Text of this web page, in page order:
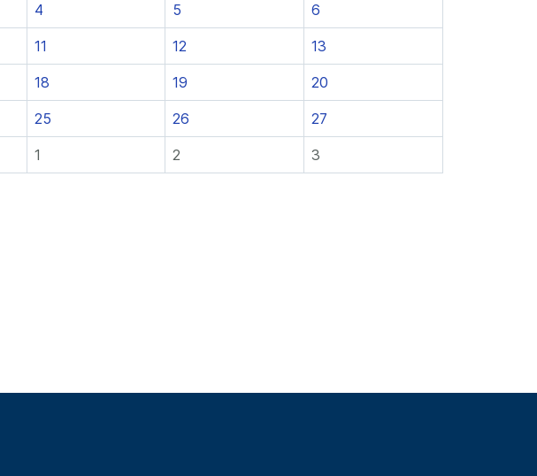
4 5 6
11 12 13
18 19 20
25 26 27
1 2
3